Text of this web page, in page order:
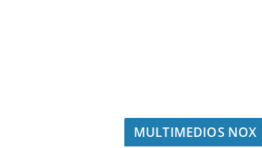
MULTIMEDIOS NOX